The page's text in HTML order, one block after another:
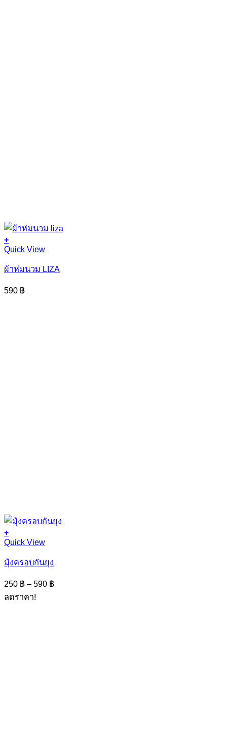
+
Quick View
ผ้าห่มนวม LIZA
590 ฿
+
This
has
multiple
variants.
The
options
Quick View
มุ้งครอบกันยุง
250 ฿ – 590 ฿
ลดราคา!